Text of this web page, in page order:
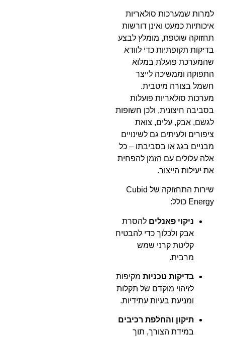
למרות שמערכות סולאריות
איכותיות כמעט ואינן דורשות
תחזוקה שוטפת, מומלץ לבצע
בדיקות תקופתיות כדי לוודא
שהמערכת פועלת במלוא
התפוקה וממשיכה לייצר
חשמל בצורה מיטבית.
מערכות סולאריות פועלות
בסביבה חיצונית, ולכן חשופות
לגשם, אבק, עלים, צואת
ציפורים ולעיתים גם לשינויים
מבניים בגג או בסביבתו – כל
אלה עלולים עם הזמן להפחית
את יעילות הייצור.
שירות התחזוקה של Cubid
Energy כולל:
ניקוי פאנלים להסרת
אבק ולכלוך כדי להבטיח
קליטת קרני שמש
מרבית.
בדיקות טכניות מקיפות
לזיהוי מוקדם של תקלות
ומניעת בעיות עתידיות.
תיקון והחלפת רכיבים
במידת הצורך, תוך